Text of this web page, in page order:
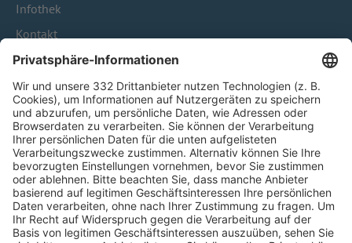
Infothek
Kontakt
HÄUFIG BESUCHTE SEITEN
Pässe und Vereinswechsel
Trainerausbildung
Schulungsangebot Vereinsmitarbeiter
BFV-Geschäftsstellen
Trainerbörse
Login SpielPlus